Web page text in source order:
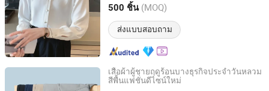
500 ชิ้น (MOQ)
ส่งแบบสอบถาม
Zhejiang, China อัตราจาก 2023
เสื้อผ้าผู้ชายฤดูร้อนบางธุรกิจประจำวันหลวม
สีพื้นแฟชั่นดีไซน์ใหม่
Guangzhou Caima Garment Firm (Sole Proprietorship)